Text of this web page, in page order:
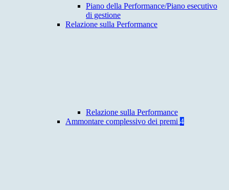
Piano della Performance/Piano esecutivo
di gestione
Relazione sulla Performance
Relazione sulla Performance
Ammontare complessivo dei premi 4